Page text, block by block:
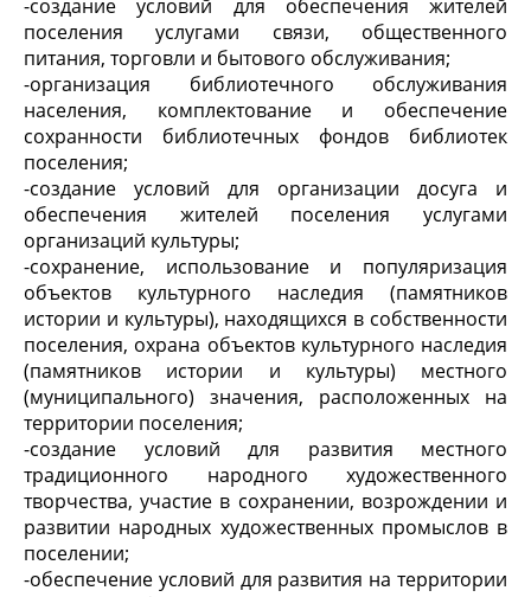
-создание условий для обеспечения жителей
поселения услугами связи, общественного
питания, торговли и бытового обслуживания;
-организация библиотечного обслуживания
населения, комплектование и обеспечение
сохранности библиотечных фондов библиотек
поселения;
-создание условий для организации досуга и
обеспечения жителей поселения услугами
организаций культуры;
-сохранение, использование и популяризация
объектов культурного наследия (памятников
истории и культуры), находящихся в собственности
поселения, охрана объектов культурного наследия
(памятников истории и культуры) местного
(муниципального) значения, расположенных на
территории поселения;
-создание условий для развития местного
традиционного народного художественного
творчества, участие в сохранении, возрождении и
развитии народных художественных промыслов в
поселении;
-обеспечение условий для развития на территории